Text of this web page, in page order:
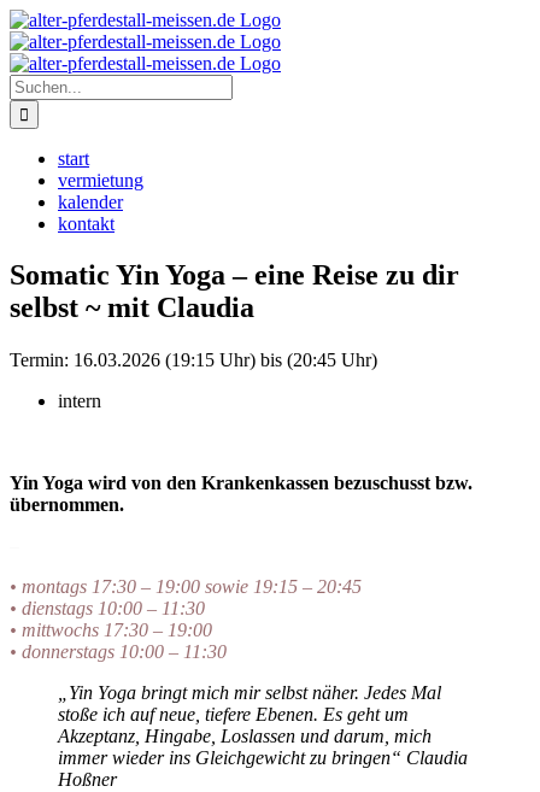
Zum
Inhalt
springen
Instagram
Suche
nach:
start
vermietung
kalender
kontakt
Somatic Yin Yoga – eine Reise zu dir
selbst ~ mit Claudia
Termin: 16.03.2026 (19:15 Uhr) bis (20:45 Uhr)
intern
Yin Yoga wird von den Krankenkassen bezuschusst bzw.
übernommen.
• montags 17:30 – 19:00 sowie 19:15 – 20:45
• dienstags 10:00 – 11:30
• mittwochs 17:30 – 19:00
• donnerstags 10:00 – 11:30
„Yin Yoga bringt mich mir selbst näher. Jedes Mal
stoße ich auf neue, tiefere Ebenen. Es geht um
Akzeptanz, Hingabe, Loslassen und darum, mich
immer wieder ins Gleichgewicht zu bringen“ Claudia
Hoßner